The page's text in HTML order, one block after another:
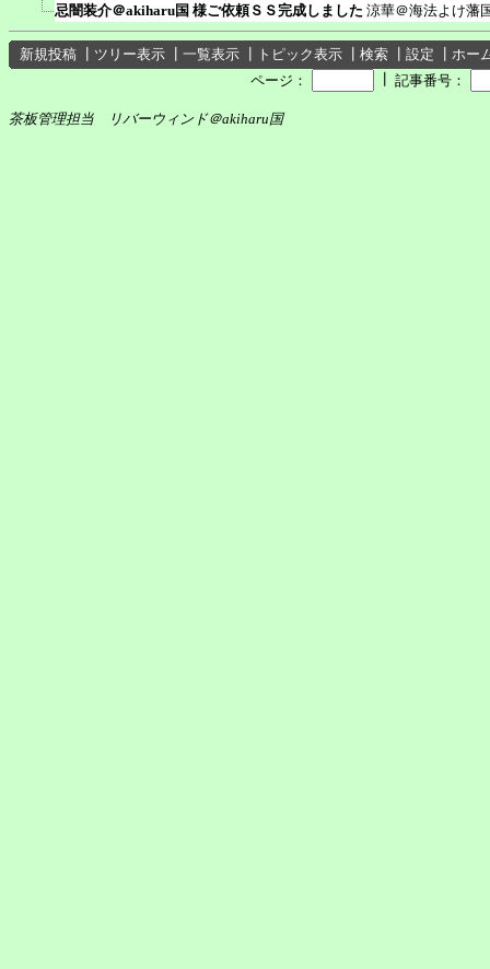
忌闇装介＠akiharu国 様ご依頼ＳＳ完成しました 涼華＠海法よけ藩
新規投稿 ツリー表示 一覧表示 トピック表示 検索 設定
ホー
ページ：
記事番号：
茶板管理担当 リバーウィンド＠akiharu国